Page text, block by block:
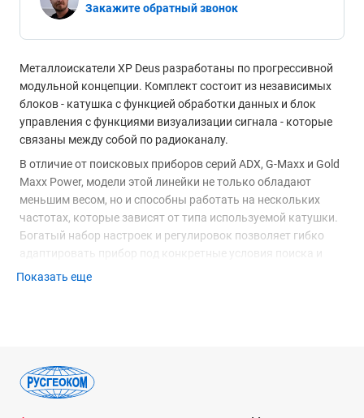
Закажите обратный звонок
Металлоискатели XP Deus разработаны по прогрессивной
модульной концепции. Комплект состоит из независимых
блоков - катушка с функцией обработки данных и блок
управления с функциями визуализации сигнала - которые
связаны между собой по радиоканалу.
В отличие от поисковых приборов серий ADX, G-Maxx и Gold
Maxx Power, модели этой линейки не только обладают
меньшим весом, но и способны работать на нескольких
частотах, которые зависят от типа используемой катушки.
Богатый набор настроек и регулировок позволяет гибко
адаптировать прибор под конкретные условия поиска и
особенности грунта для эффективного выявления целевых
можно настраивать через блок управления, но и с
помощью беспроводных наушников WS4 или WS5,
которые оснащены дисплеем и соответствующими
Показать еще